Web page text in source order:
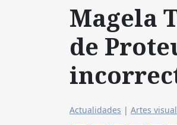
Magela
de
Actualidades | Artes